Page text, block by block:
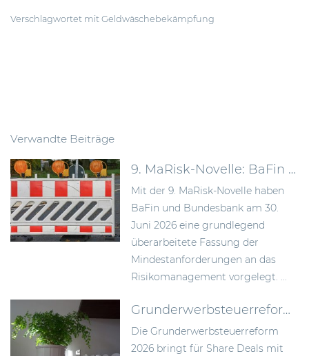
Verschlagwortet mit Geldwäschebekämpfung
Verwandte Beiträge
9. MaRisk-Novelle: BaFin schafft mehr Proportionalität im Risikomanagement
Mit der 9. MaRisk-Novelle haben
BaFin und Bundesbank am 30.
Juni 2026 eine grundlegend
überarbeitete Fassung der
Mindestanforderungen an das
Risikomanagement vorgelegt. ...
Grunderwerbsteuerreform 2026: Bundesrat billigt Neuregelung der Signing-Closing-Problematik
Die Grunderwerbsteuerreform
2026 bringt für Share Deals mit